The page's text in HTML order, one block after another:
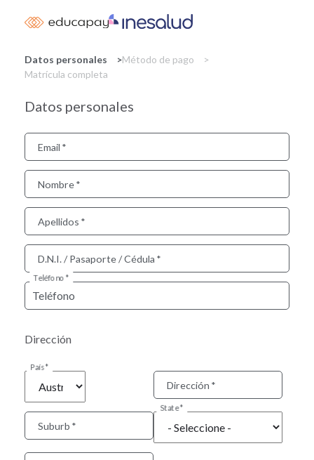
to
content
Datos personales
Método de pago
Matrícula completa
Datos personales
Email
Nombre
Apellidos
D.N.I. / Pasaporte / Cédula
Teléfono
Dirección
País
Dirección
Suburb
State